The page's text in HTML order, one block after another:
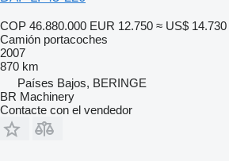
COP 46.880.000 EUR 12.750 ≈ US$ 14.730
Camión portacoches
2007
870 km
Países Bajos, BERINGE
BR Machinery
Contacte con el vendedor